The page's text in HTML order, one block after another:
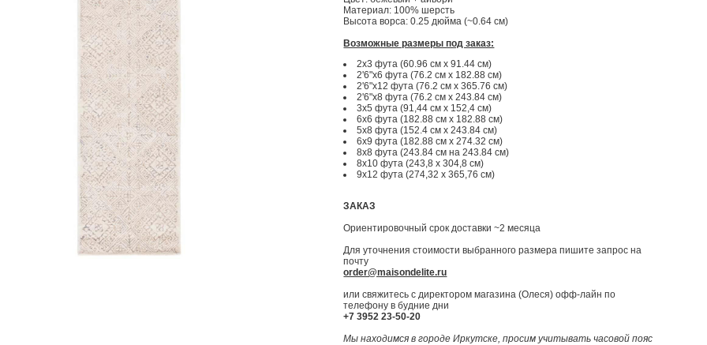
Материал: 100% шерсть
Высота ворса: 0.25 дюйма (~0.64 см)
Возможные размеры под заказ:
2x3 фута (60.96 см x 91.44 см)
2'6"x6 фута (76.2 см x 182.88 см)
2'6"x12 фута (76.2 см x 365.76 см)
2'6"x8 фута (76.2 см x 243.84 см)
3x5 фута (91,44 см х 152,4 см)
6x6 фута (182.88 см x 182.88 см)
5x8 фута (152.4 см x 243.84 см)
6x9 фута (182.88 см x 274.32 см)
8x8 фута (243.84 см на 243.84 см)
8x10 фута (243,8 x 304,8 см)
9x12 фута (274,32 x 365,76 см)
ЗАКАЗ
Ориентировочный срок доставки ~2 месяца
Для уточнения стоимости выбранного размера пишите запрос на
почту
order@maisondelite.ru
или свяжитесь с директором магазина (Олеся) офф-лайн по
телефону в будние дни
+7 3952 23-50-20
Мы находимся в городе Иркутске, просим учитывать часовой пояс